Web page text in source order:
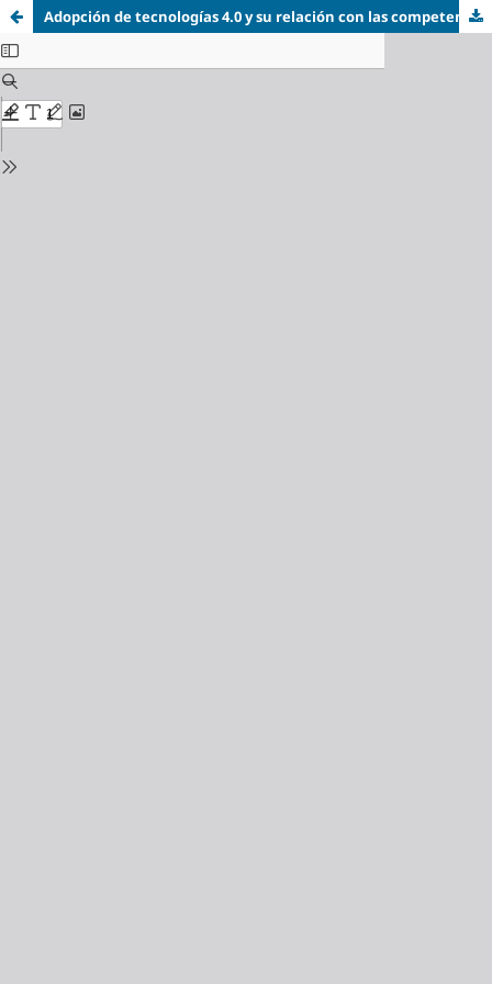
Adopción de tecnologías 4.0 y su relación con las competencias del recurso humano logístico: evidencia empírica del sector empresarial en Panamá